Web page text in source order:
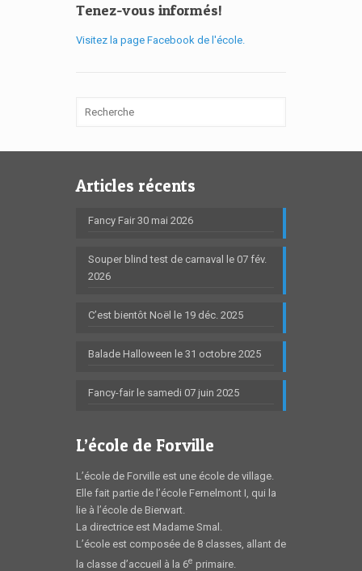
Tenez-vous informés!
Visitez la page Facebook de l'école.
Articles récents
Fancy Fair 30 mai 2026
Souper blind test de carnaval le 07 fév.
2026
C’est bientôt Noël le 19 déc. 2025
Balade Halloween le 31 octobre 2025
Fancy-fair le samedi 07 juin 2025
L’école de Forville
L’école de Forville est une école de village.
Elle fait partie de l’école Fernelmont I, qui la
lie à l’école de Bierwart.
La directrice est Madame Smal.
L’école est composée de 8 classes, allant de
la classe d’accueil à la 6e primaire.